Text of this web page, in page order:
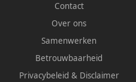
Contact
Over ons
Samenwerken
Betrouwbaarheid
Privacybeleid & Disclaimer